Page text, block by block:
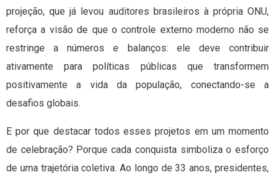
projeção, que já levou auditores brasileiros à própria ONU,
reforça a visão de que o controle externo moderno não se
restringe a números e balanços: ele deve contribuir
ativamente para políticas públicas que transformem
positivamente a vida da população, conectando-se a
desafios globais.
E por que destacar todos esses projetos em um momento
de celebração? Porque cada conquista simboliza o esforço
de uma trajetória coletiva. Ao longo de 33 anos, presidentes,